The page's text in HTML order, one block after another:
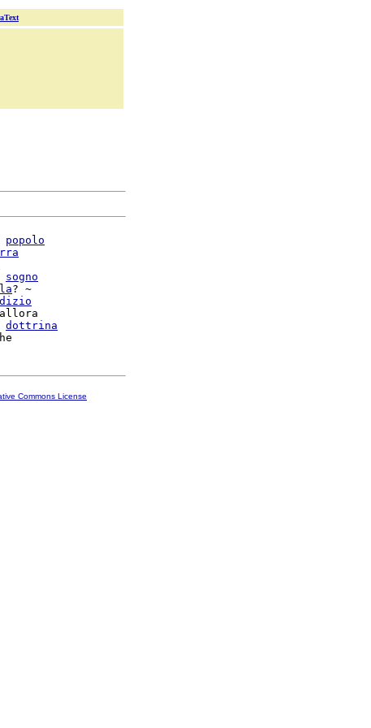
popolo
sogno
? ~
dottrina
Commons License